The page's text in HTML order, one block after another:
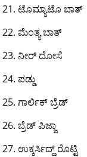
ಟೊಮ್ಯಾಟೊ ಬಾತ್
ಮೆಂತ್ಯ ಬಾತ್
ನೀರ್ ದೋಸೆ
ಪಡ್ಡು
ಗಾರ್ಲಿಕ್ ಬ್ರೆಡ್
ಬ್ರೆಡ್ ಪಿಜ್ಜಾ
ಉಕ್ಕರ್ಸಿದ್ದ್ ರೊಟ್ಟಿ